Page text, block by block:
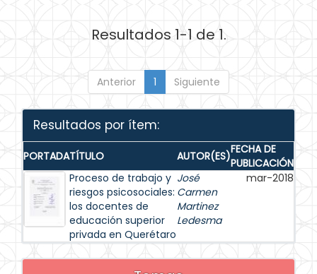
Resultados 1-1 de 1.
Anterior 1 Siguiente
Resultados por ítem:
PORTADATÍTULO AUTOR(ES)FECHA DE
PUBLICACIÓN
Proceso de trabajo y
riesgos psicosociales:
los docentes de
educación superior
privada en Querétaro
José
Carmen
Martinez
Ledesma
mar-2018